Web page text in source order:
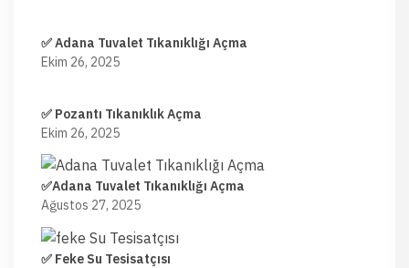
✅ Adana Tuvalet Tıkanıklığı Açma
Ekim 26, 2025
✅ Pozantı Tıkanıklık Açma
Ekim 26, 2025
✅Adana Tuvalet Tıkanıklığı Açma
Ağustos 27, 2025
✅ Feke Su Tesisatçısı